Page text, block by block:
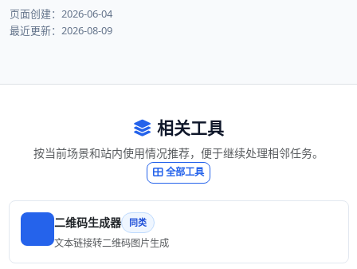
页面创建：2026-06-04
最近更新：2026-08-09
相关工具
按当前场景和站内使用情况推荐，便于继续处理相邻任务。
全部工具
二维码生成器 同类
文本链接转二维码图片生成